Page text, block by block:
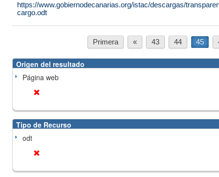
https://www.gobiernodecanarias.org/istac/descargas/
cargo.odt
Primera « 43 44 45
Origen del resultado
Página web
Tipo de Recurso
odt